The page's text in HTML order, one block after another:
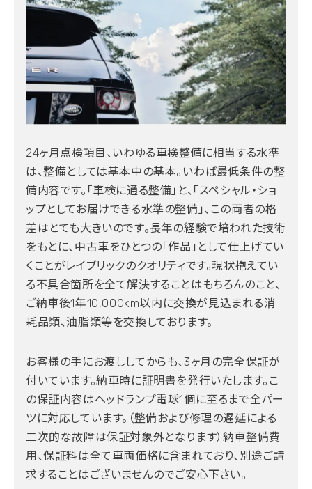
24ヶ月点検項目、いわゆる車検整備に相当する水準
は、整備としては基本中の基本。いわば最低条件の整
備内容です。「車検に通る整備」と、「スペシャル・ショ
ップとしてお届けできる水準の整備」、この両者の格
差はとても大きいのです。長年の経験で培われた技術
をもとに、中古車をひとつの「作品」として仕上げてい
くことがレイブリックのクオリティです。現状抱えてい
る不具合箇所を全て解決することはもちろんのこと、
ご納車後1年10,000km以内に交換が見込まれる消
耗品類、油脂類等を交換しております。
お客様の手にお渡ししてからも、3ヶ月の完全保証が
付いています。納車時に証明書を発行いたします。こ
の保証内容はヘッドランプ電球1個に至るまで全パー
ツに対応しています。（整備および修理の遅延による
二次的な故障は保証対象外となります）納車整備費
用、保証料は全て車両価格に含まれており、別途ご請
求することはございませんのでご安心下さい。